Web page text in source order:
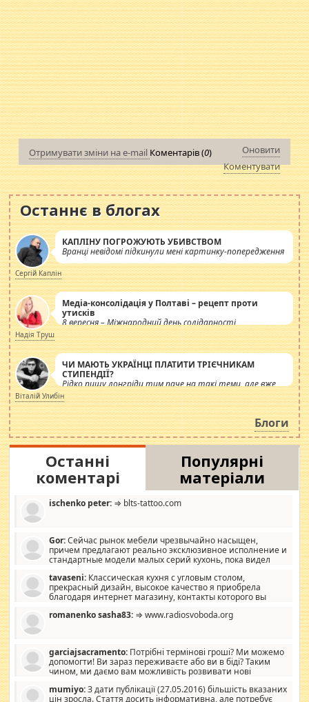
Отримувати зміни на e-mail Коментарів (0)
Оновити
Коментувати
Останнє в блогах
КАПЛІНУ ПОГРОЖУЮТЬ УБИВСТВОМ
Вранці невідомі підкинули мені картинку-попередження
Сергій Каплін
Медіа-консолідація у Полтаві – рецепт проти
утисків
8 вересня – Міжнародний день солідарності
журналістів.
Надія Труш
ЧИ МАЮТЬ УКРАЇНЦІ ПЛАТИТИ ТРІЄЧНИКАМ
СТИПЕНДІЇ?
Рідко пишу лонгріди тим паче на такі теми, але вже
просто дістало! Обурюють сьогоднішні інсенуації
навколо стипендіального питання. Штучно
роздувається ще одна соціальна катастрофа.
Віталій Улибін
Блоги
Останні
коментарі
Популярні
матеріали
ischenko peter: ⇒ blts-tattoo.com
Gor:Сейчас рынок мебели чрезвычайно насыщен,
причем предлагают реально эксклюзивное исполнение и
стандартные модели малых серий кухонь, пока видел
стандартные формы, в MebelOk, креативненько и что главное -
со вкусом все в порядке, без ненужных наворотов удорожающих
мебель, а это не последний фактор.
tavaseni: Классическая кухня с угловым столом,
прекрасный дизайн, высокое качество я приобрела
благодаря интернет магазину, контакты которого вы
romanenko sasha83: ⇒ www.radiosvoboda.org
garciajsacramento: Потрібні термінові гроші? Ми можемо
допомогти! Ви зараз переживаєте або ви в біді? Таким
чином, ми даємо вам можливість розвивати нові
допомагати людям, які намагаються дати їм шанс. Кожен
mumiyo:З дати публікації (27.05.2016) більшість вказаних
цін зросла. Стаття досить інформативна, але потребує